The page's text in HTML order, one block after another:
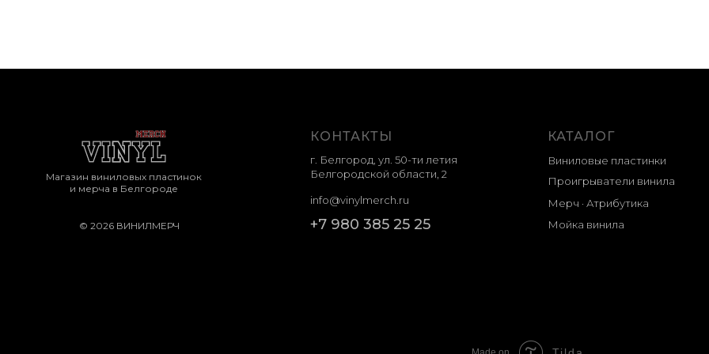
КОНТАКТЫ
г. Белгород, ул. 50-ти летия
Белгородской области, 2
КАТАЛОГ
Виниловые пластинки
+7 980 385 25 25
Магазин виниловых пластинок
и мерча в Белгороде
Проигрыватели винила
Мерч · Атрибутика
Мойка винила
© 2026 ВИНИЛМЕРЧ
info@vinylmerch.ru